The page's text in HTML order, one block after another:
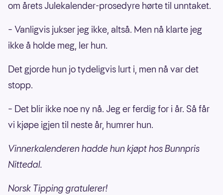
om årets Julekalender-prosedyre hørte til unntaket.
– Vanligvis jukser jeg ikke, altså. Men nå klarte jeg
ikke å holde meg, ler hun.
Det gjorde hun jo tydeligvis lurt i, men nå var det
stopp.
– Det blir ikke noe ny nå. Jeg er ferdig for i år. Så får
vi kjøpe igjen til neste år, humrer hun.
Vinnerkalenderen hadde hun kjøpt hos Bunnpris
Nittedal.
Norsk Tipping gratulerer!